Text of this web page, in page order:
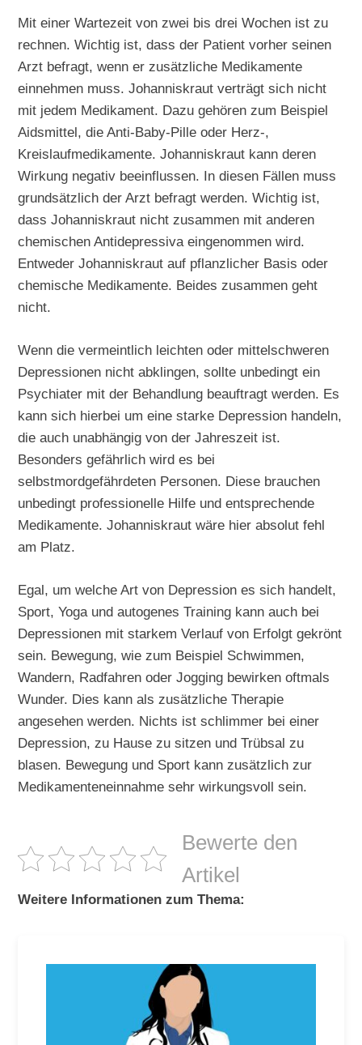
Mit einer Wartezeit von zwei bis drei Wochen ist zu
rechnen. Wichtig ist, dass der Patient vorher seinen
Arzt befragt, wenn er zusätzliche Medikamente
einnehmen muss. Johanniskraut verträgt sich nicht
mit jedem Medikament. Dazu gehören zum Beispiel
Aidsmittel, die Anti-Baby-Pille oder Herz-,
Kreislaufmedikamente. Johanniskraut kann deren
Wirkung negativ beeinflussen. In diesen Fällen muss
grundsätzlich der Arzt befragt werden. Wichtig ist,
dass Johanniskraut nicht zusammen mit anderen
chemischen Antidepressiva eingenommen wird.
Entweder Johanniskraut auf pflanzlicher Basis oder
chemische Medikamente. Beides zusammen geht
nicht.
Wenn die vermeintlich leichten oder mittelschweren
Depressionen nicht abklingen, sollte unbedingt ein
Psychiater mit der Behandlung beauftragt werden. Es
kann sich hierbei um eine starke Depression handeln,
die auch unabhängig von der Jahreszeit ist.
Besonders gefährlich wird es bei
selbstmordgefährdeten Personen. Diese brauchen
unbedingt professionelle Hilfe und entsprechende
Medikamente. Johanniskraut wäre hier absolut fehl
am Platz.
Egal, um welche Art von Depression es sich handelt,
Sport, Yoga und autogenes Training kann auch bei
Depressionen mit starkem Verlauf von Erfolgt gekrönt
sein. Bewegung, wie zum Beispiel Schwimmen,
Wandern, Radfahren oder Jogging bewirken oftmals
Wunder. Dies kann als zusätzliche Therapie
angesehen werden. Nichts ist schlimmer bei einer
Depression, zu Hause zu sitzen und Trübsal zu
blasen. Bewegung und Sport kann zusätzlich zur
Medikamenteneinnahme sehr wirkungsvoll sein.
Bewerte den
Artikel
Weitere Informationen zum Thema: